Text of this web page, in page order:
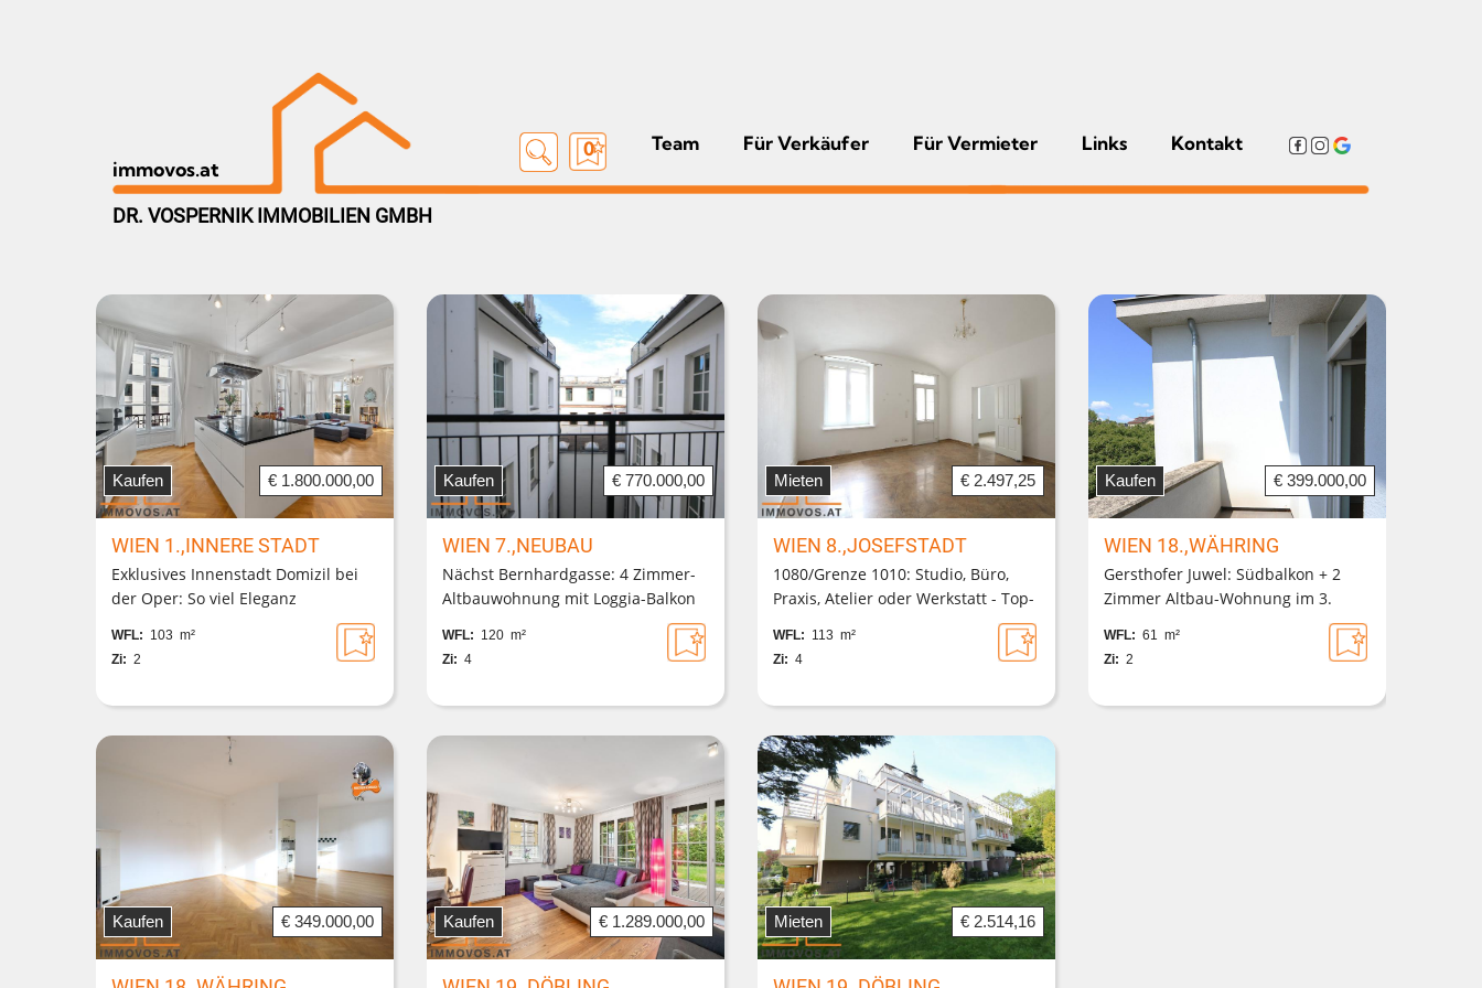
immovos.at
0 Team Für Verkäufer Für Vermieter Links Kontakt
DR. VOSPERNIK IMMOBILIEN GMBH
Kaufen € 1.800.000,00
WIEN 1.,INNERE STADT
Exklusives Innenstadt Domizil bei
der Oper: So viel Eleganz
kombiniert mit moderner Technik
muss sein!
WFL: 103 m²
Zi: 2
Kaufen € 770.000,00
WIEN 7.,NEUBAU
Nächst Bernhardgasse: 4 Zimmer-
Altbauwohnung mit Loggia-Balkon
barrierefrei erreichbarem Lift
WFL: 120 m²
Zi: 4
Mieten € 2.497,25
WIEN 8.,JOSEFSTADT
1080/Grenze 1010: Studio, Büro,
Praxis, Atelier oder Werkstatt - Top-
Lage bei U-2 Rathaus + direktem
Straßen-Direktzugang langfristig
anmietbar
WFL: 113 m²
Zi: 4
Kaufen € 399.000,00
WIEN 18.,WÄHRING
Gersthofer Juwel: Südbalkon + 2
Zimmer Altbau-Wohnung im 3.
Liftstock + Gemeinschaftsgarten +
barrierefreier Zugang
WFL: 61 m²
Zi: 2
Kaufen € 349.000,00 Kaufen € 1.289.000,00 Mieten € 2.514,16